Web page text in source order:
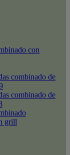
con
combinado de
combinado de
grill